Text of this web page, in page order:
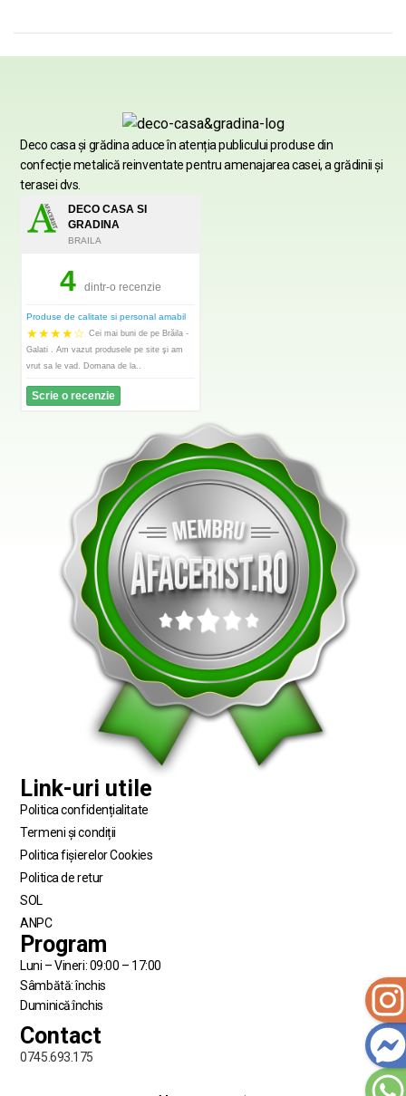
Deco casa şi grădina aduce în atenția publicului produse din
confecție metalică reinventate pentru amenajarea casei, a grădinii şi
terasei dvs.
DECO CASA SI
GRADINA
BRAILA
4dintr-o recenzie
Produse de calitate si personal amabil
★★★★☆ Cei mai buni de pe Brăila -
Galati . Am vazut produsele pe site şi am
vrut sa le vad. Domana de la..
Scrie o recenzie
Link-uri utile
Politica confidențialitate
Termeni și condiții
Politica fișierelor Cookies
Politica de retur
SOL
ANPC
Program
Luni – Vineri: 09:00 – 17:00
Sâmbătă: închis
Duminică:închis
Contact
0745.693.175